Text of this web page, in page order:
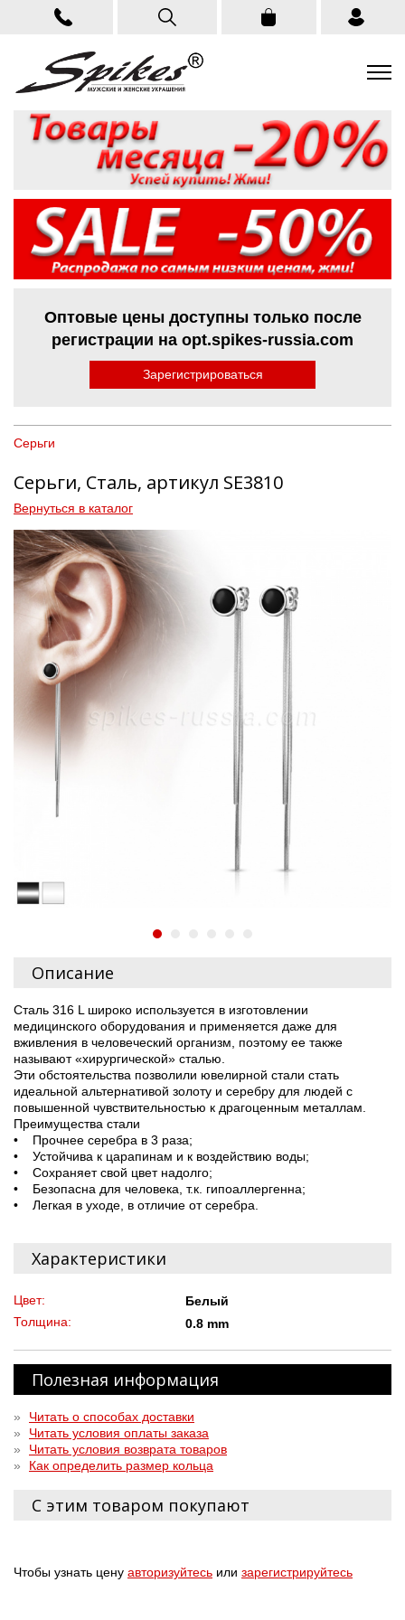
Оптовые цены доступны только после
регистрации на opt.spikes-russia.com
Зарегистрироваться
Серьги
Серьги, Сталь, артикул SE3810
Вернуться в каталог
Описание
Сталь 316 L широко используется в изготовлении
медицинского оборудования и применяется даже для
вживления в человеческий организм, поэтому ее также
называют «хирургической» сталью.
Эти обстоятельства позволили ювелирной стали стать
идеальной альтернативой золоту и серебру для людей с
повышенной чувствительностью к драгоценным металлам.
Преимущества стали
• Прочнее серебра в 3 раза;
• Устойчива к царапинам и к воздействию воды;
• Сохраняет свой цвет надолго;
• Безопасна для человека, т.к. гипоаллергенна;
• Легкая в уходе, в отличие от серебра.
Характеристики
Цвет:
Белый
Толщина:
0.8 mm
Полезная информация
»
Читать о способах доставки
»
Читать условия оплаты заказа
»
Читать условия возврата товаров
»
Как определить размер кольца
С этим товаром покупают
Чтобы узнать цену авторизуйтесь или зарегистрируйтесь